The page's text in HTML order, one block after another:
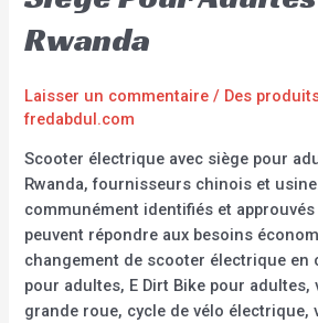
Rwanda
Laisser un commentaire / Des
fredabdul.com
Scooter électrique avec siège pour
Rwanda, fournisseurs chinois et
communément identifiés et
peuvent répondre aux besoins
changement de scooter électrique en
pour adultes, E Dirt Bike pour adultes,
grande roue, cycle de vélo électrique,